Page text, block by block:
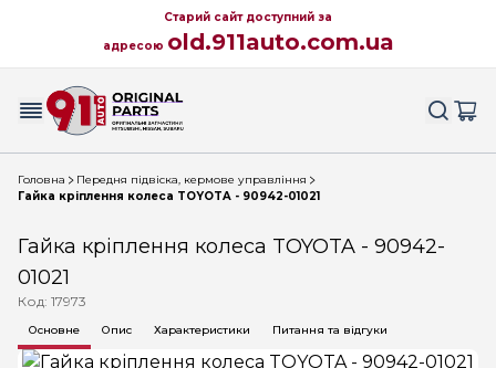
Старий сайт доступний за
адресою old.911auto.com.ua
Головна
Передня підвіска, кермове управління
Гайка кріплення колеса TOYOTA - 90942-01021
Гайка кріплення колеса TOYOTA - 90942-
01021
Код: 17973
Основне Опис Характеристики Питання та відгуки